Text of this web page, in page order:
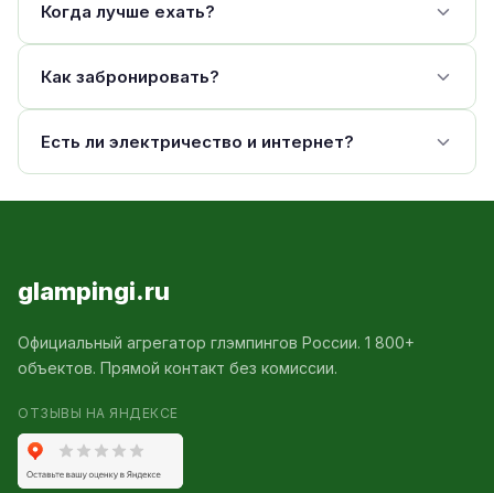
Когда лучше ехать?
Как забронировать?
Есть ли электричество и интернет?
glampingi.ru
Официальный агрегатор глэмпингов России. 1 800+
объектов. Прямой контакт без комиссии.
ОТЗЫВЫ НА ЯНДЕКСЕ